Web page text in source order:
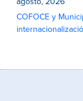
agosto, 2026
COFOCE y